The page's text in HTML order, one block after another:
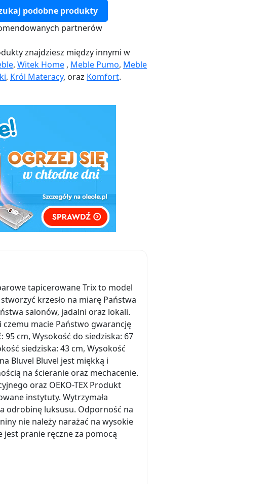
podobne produkty
partnerów
znajdziesz między innymi w
, Witek Home , Meble Pumo, Meble
, Król Materacy, oraz Komfort.
tapicerowane Trix to model
krzesło na miarę Państwa
salonów, jadalni oraz lokali.
macie Państwo gwarancję
cm, Wysokość do siedziska: 67
siedziska: 43 cm, Wysokość
Bluvel Bluvel jest miękką i
na ścieranie oraz mechacenie.
oraz OEKO-TEX Produkt
instytuty. Wytrzymała
odrobinę luksusu. Odporność na
nie należy narażać na wysokie
pranie ręczne za pomocą